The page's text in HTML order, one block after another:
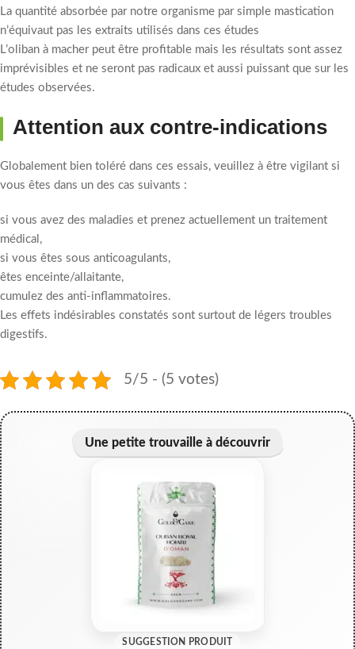
La quantité absorbée par notre organisme par simple mastication
n’équivaut pas les extraits utilisés dans ces études
L’oliban à macher peut être profitable mais les résultats sont assez
imprévisibles et ne seront pas radicaux et aussi puissant que sur les
études observées.
Attention aux contre-indications
Globalement bien toléré dans ces essais, veuillez à être vigilant si
vous êtes dans un des cas suivants :
si vous avez des maladies et prenez actuellement un traitement
médical,
si vous êtes sous anticoagulants,
êtes enceinte/allaitante,
cumulez des anti-inflammatoires.
Les effets indésirables constatés sont surtout de légers troubles
digestifs.
5/5 - (5 votes)
Une petite trouvaille à découvrir
SUGGESTION PRODUIT